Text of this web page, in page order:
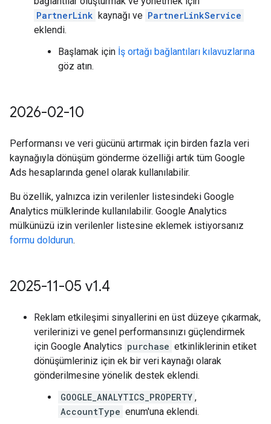
PartnerLink kaynağı ve PartnerLinkService
eklendi.
Başlamak için İş ortağı bağlantıları kılavuzlarına
göz atın.
2026-02-10
Performansı ve veri gücünü artırmak için birden fazla veri
kaynağıyla dönüşüm gönderme özelliği artık tüm Google
Ads hesaplarında genel olarak kullanılabilir.
Bu özellik, yalnızca izin verilenler listesindeki Google
Analytics mülklerinde kullanılabilir. Google Analytics
mülkünüzü izin verilenler listesine eklemek istiyorsanız
formu doldurun.
2025-11-05 v1.4
Reklam etkileşimi sinyallerini en üst düzeye çıkarmak,
verilerinizi ve genel performansınızı güçlendirmek
için Google Analytics purchase etkinliklerinin etiket
dönüşümleriniz için ek bir veri kaynağı olarak
gönderilmesine yönelik destek eklendi.
GOOGLE_ANALYTICS_PROPERTY ,
AccountType enum'una eklendi.